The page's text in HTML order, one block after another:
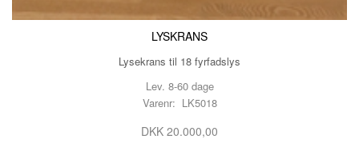
LYSKRANS
Lysekrans til 18 fyrfadslys
Lev. 8-60 dage
Varenr: LK5018
DKK 20.000,00